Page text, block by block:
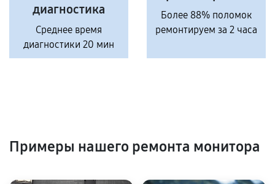
диагностика
Среднее время
диагностики 20 мин
Более 88% поломок
ремонтируем за 2 часа
Примеры нашего ремонта монитора